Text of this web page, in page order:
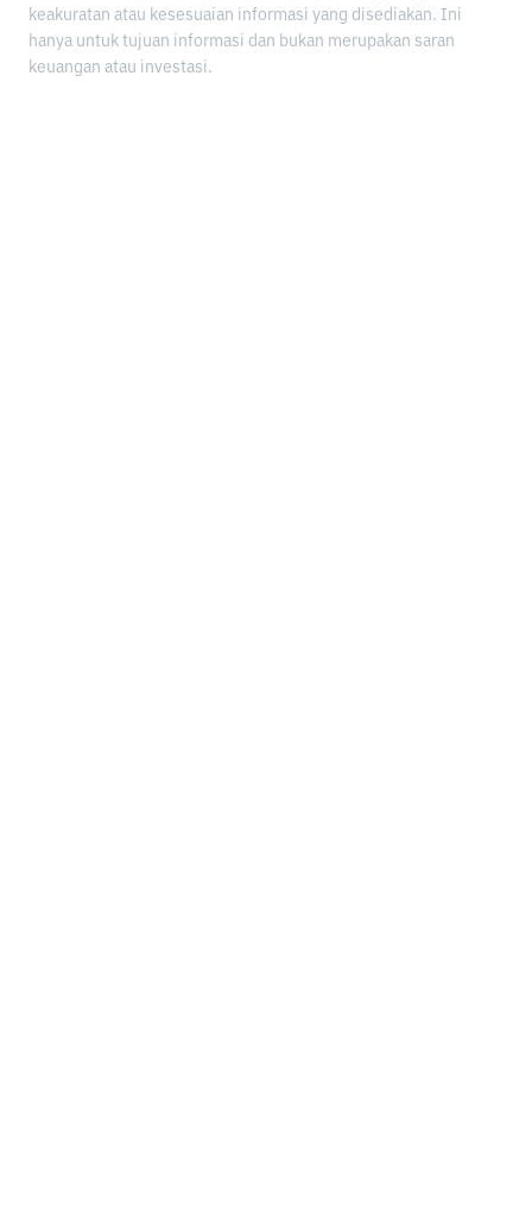
keakuratan atau kesesuaian informasi yang disediakan. Ini
hanya untuk tujuan informasi dan bukan merupakan saran
keuangan atau investasi.